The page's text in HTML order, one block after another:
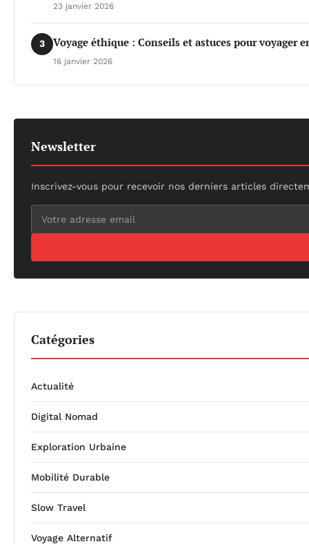
23 janvier 2026
3 Voyage éthique : Conseils et astuces pour voyager
16 janvier 2026
Newsletter
Inscrivez-vous pour recevoir nos derniers articles
Catégories
Actualité
Digital Nomad
Exploration Urbaine
Mobilité Durable
Slow Travel
Voyage Alternatif